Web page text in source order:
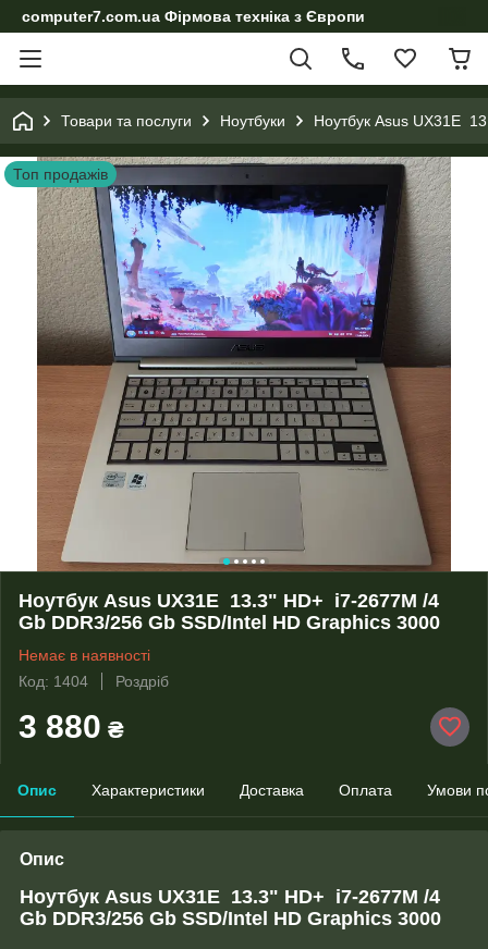
computer7.com.ua Фірмова техніка з Європи
Товари та послуги Ноутбуки Ноутбук Asus UX31E
Топ продажів
Ноутбук Asus UX31E 13.3" HD+ i7-2677M /4
Gb DDR3/256 Gb SSD/Intel HD Graphics 3000
Немає в наявності
Код: 1404
Роздріб
3 880 ₴
Опис Характеристики Доставка Оплата Умови
Опис
Ноутбук Asus UX31E 13.3" HD+ i7-2677M /4
Gb DDR3/256 Gb SSD/Intel HD Graphics 3000